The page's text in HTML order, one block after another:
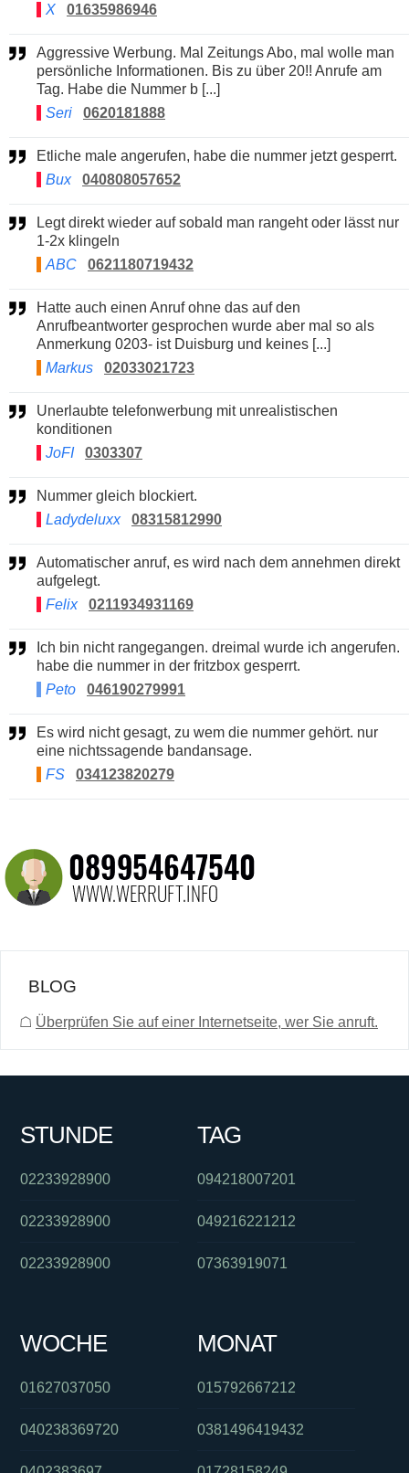
X
01635986946
Aggressive Werbung. Mal Zeitungs Abo, mal wolle man
persönliche Informationen. Bis zu über 20!! Anrufe am
Tag. Habe die Nummer b [...]
Seri
0620181888
Etliche male angerufen, habe die nummer jetzt gesperrt.
Bux
040808057652
Legt direkt wieder auf sobald man rangeht oder lässt nur
1-2x klingeln
ABC
0621180719432
Hatte auch einen Anruf ohne das auf den
Anrufbeantworter gesprochen wurde aber mal so als
Anmerkung 0203- ist Duisburg und keines [...]
Markus
02033021723
Unerlaubte telefonwerbung mit unrealistischen
konditionen
JoFI
0303307
Nummer gleich blockiert.
Ladydeluxx
08315812990
Automatischer anruf, es wird nach dem annehmen direkt
aufgelegt.
Felix
0211934931169
habe die nummer in der fritzbox gesperrt.
Peto
046190279991
Es wird nicht gesagt, zu wem die nummer gehört. nur
eine nichtssagende bandansage.
FS
034123820279
BLOG
☖ Überprüfen Sie auf einer Internetseite, wer Sie anruft.
STUNDE
02233928900
02233928900
02233928900
TAG
094218007201
049216221212
07363919071
WOCHE
01627037050
040238369720
MONAT
015792667212
0381496419432